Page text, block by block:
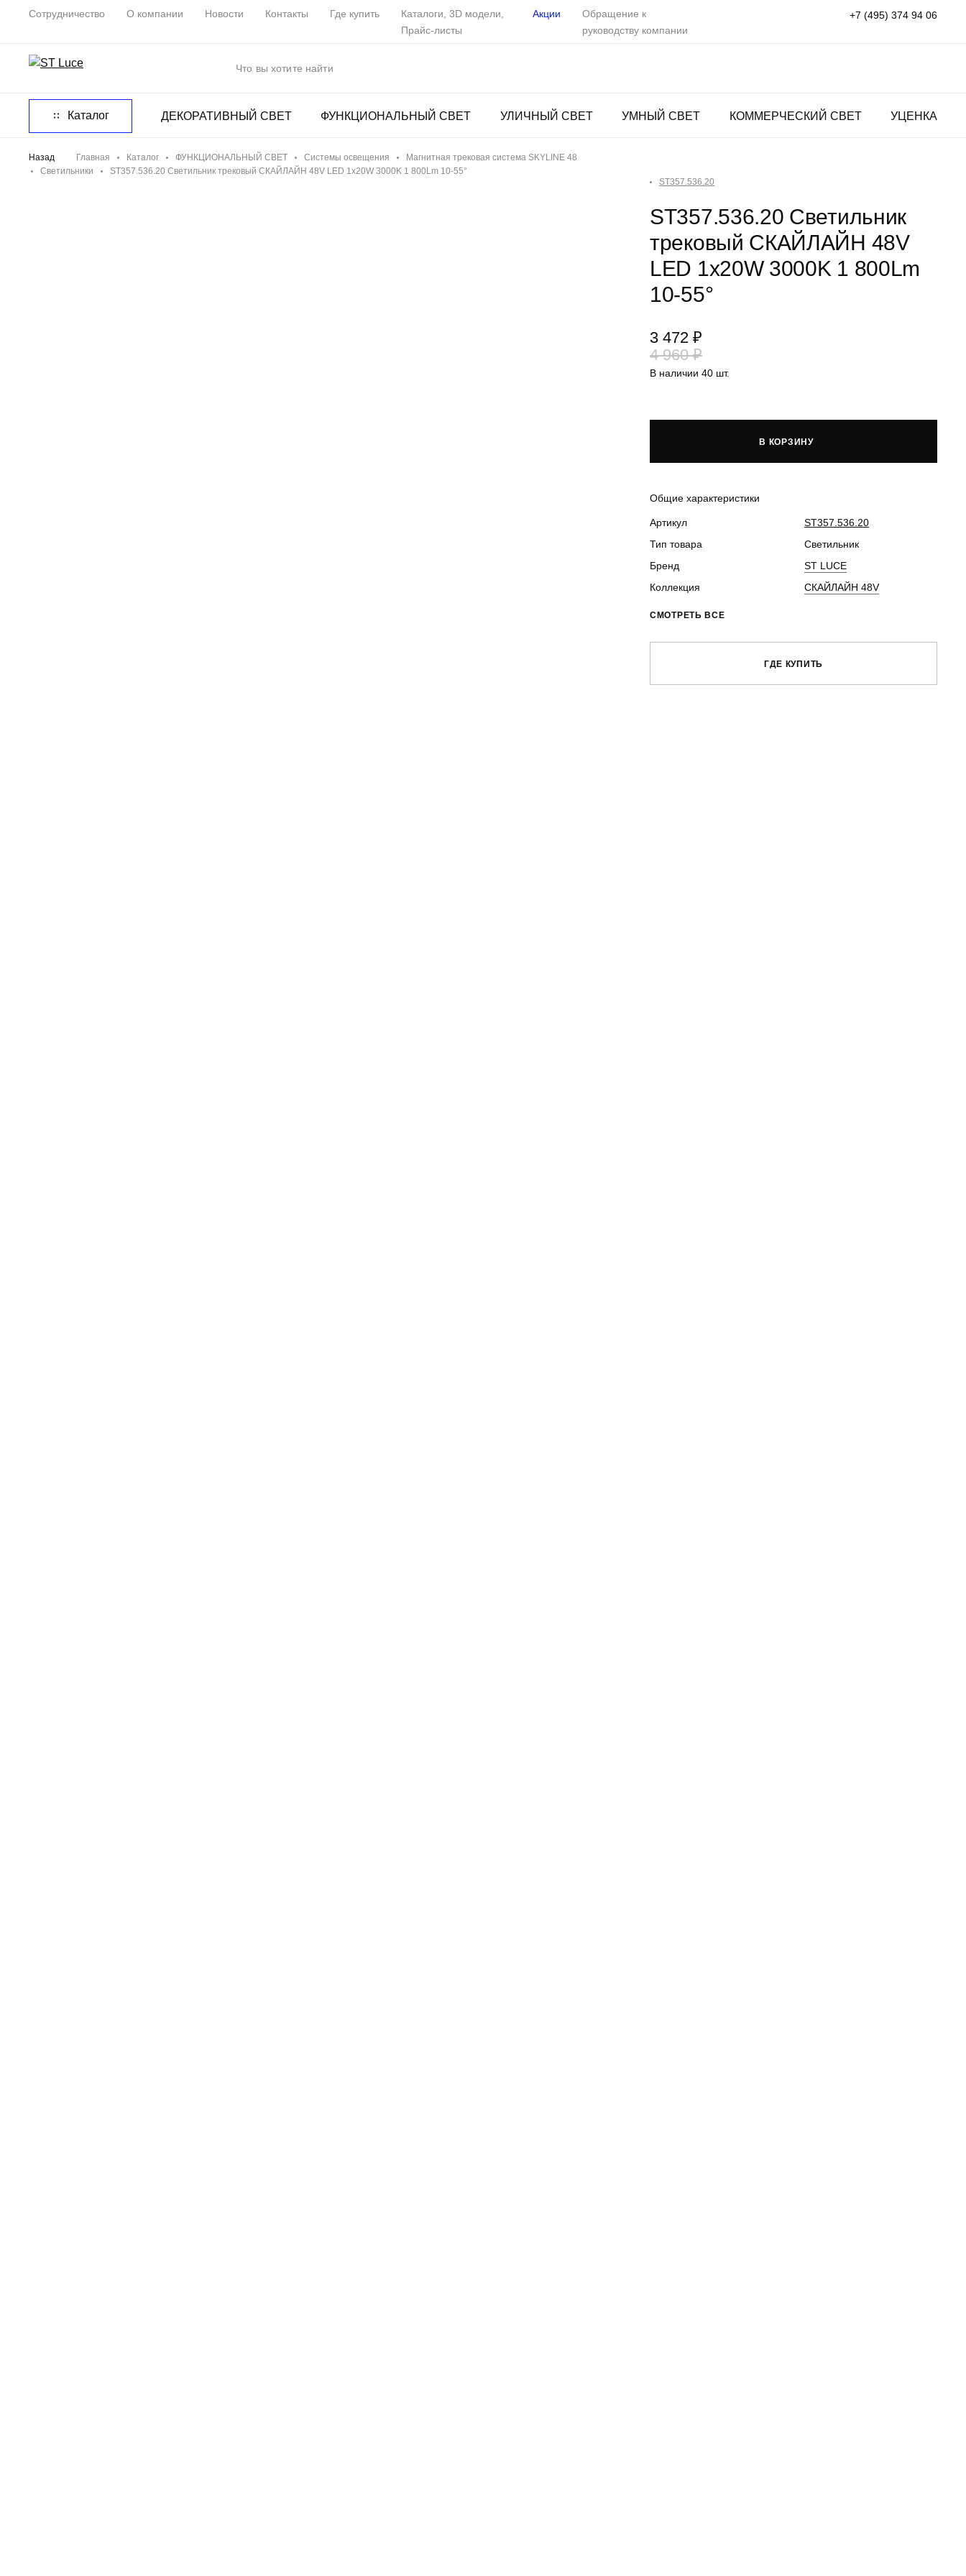
Сотрудничество О компании Новости Контакты Где купить
Каталоги, 3D модели,
Прайс-листы
Акции
Обращение к
руководству компании
+7 (495) 374 94 06
Каталог ДЕКОРАТИВНЫЙ СВЕТ ФУНКЦИОНАЛЬНЫЙ СВЕТ УЛИЧНЫЙ СВЕТ УМНЫЙ СВЕТ КОММЕРЧЕСКИЙ СВЕТ УЦЕНКА
Назад Главная Каталог ФУНКЦИОНАЛЬНЫЙ СВЕТ Системы освещения
Магнитная трековая система SKYLINE 48
Светильники
ST357.536.20 Светильник трековый СКАЙЛАЙН 48V LED 1x20W 3000K 1 800Lm 10-55°
ST357.536.20
ST357.536.20 Светильник
трековый СКАЙЛАЙН 48V
LED 1x20W 3000K 1 800Lm
10-55°
3 472 ₽
4 960 ₽
В наличии 40 шт.
В КОРЗИНУ
Общие характеристики
Артикул
ST357.536.20
Тип товара
Светильник
Бренд
ST LUCE
Коллекция
СКАЙЛАЙН 48V
СМОТРЕТЬ ВСЕ
ГДЕ КУПИТЬ